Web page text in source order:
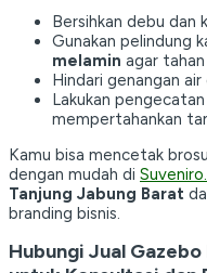
Bersihkan debu dan
Gunakan pelindung
melamin agar tahan
Hindari genangan
Lakukan
mempertahankan
Kamu bisa mencetak
dengan mudah di
Tanjung Jabung Barat
branding bisnis.
Hubungi Jual